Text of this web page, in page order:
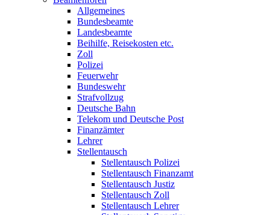
Allgemeines
Bundesbeamte
Landesbeamte
Beihilfe, Reisekosten etc.
Zoll
Polizei
Feuerwehr
Bundeswehr
Strafvollzug
Deutsche Bahn
Telekom und Deutsche Post
Finanzämter
Lehrer
Stellentausch
Stellentausch Polizei
Stellentausch Finanzamt
Stellentausch Justiz
Stellentausch Zoll
Stellentausch Lehrer